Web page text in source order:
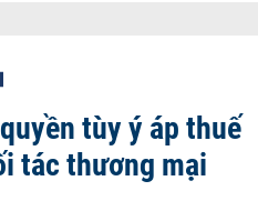
tùy ý áp thuế
tác thương mại